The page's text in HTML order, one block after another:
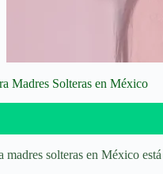
Madres Solteras en México
madres solteras en México